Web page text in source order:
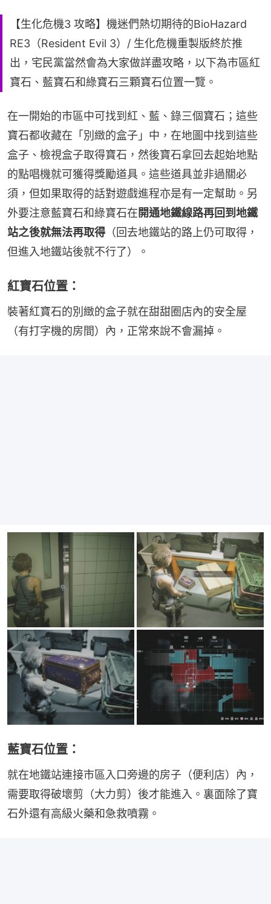
【生化危機3 攻略】機迷們熱切期待的BioHazard
RE3（Resident Evil 3）/ 生化危機重製版終於推
出，宅民黨當然會為大家做詳盡攻略，以下為市區紅
寶石、藍寶石和綠寶石三顆寶石位置一覽。
在一開始的市區中可找到紅、藍、錄三個寶石；這些
寶石都收藏在「別緻的盒子」中，在地圖中找到這些
盒子、檢視盒子取得寶石，然後寶石拿回去起始地點
的點唱機就可獲得獎勵道具。這些道具並非過關必
須，但如果取得的話對遊戲進程亦是有一定幫助。另
外要注意藍寶石和綠寶石在開通地鐵線路再回到地鐵
站之後就無法再取得 （回去地鐵站的路上仍可取得，
但進入地鐵站後就不行了）。
紅寶石位置：
裝著紅寶石的別緻的盒子就在甜甜圈店內的安全屋
（有打字機的房間）內，正常來說不會漏掉。
藍寶石位置：
就在地鐵站連接市區入口旁邊的房子（便利店）內，
需要取得破壞剪（大力剪）後才能進入。裏面除了寶
石外還有高級火藥和急救噴霧。